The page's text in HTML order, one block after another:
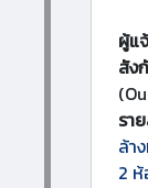
ผู้แ
สัง
รา
ล้า
2